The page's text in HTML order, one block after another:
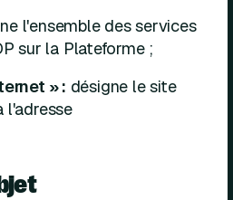
l'ensemble des services
sur la Plateforme ;
» : désigne le site
l'adresse